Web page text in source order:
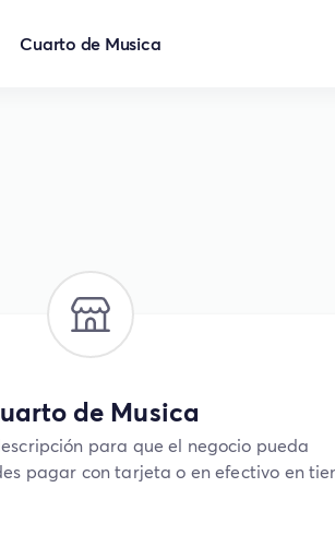
Cuarto de Musica
de Musica
para que el negocio pueda
pagar con tarjeta o en efectivo en